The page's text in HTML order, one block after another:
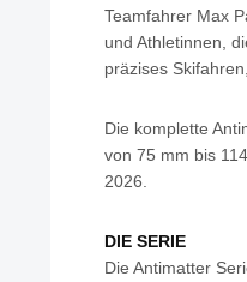
Teamfahrer Max
und Athletinnen,
präzises
Die komplette
von 75 mm bis
2026.
DIE SERIE
Die Antimatter